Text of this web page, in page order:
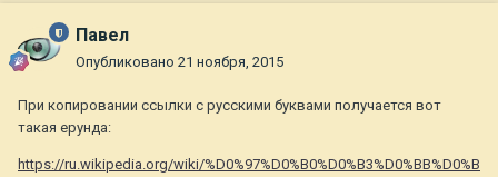
Павел
Опубликовано 21 ноября, 2015
При копировании ссылки с русскими буквами получается вот
такая ерунда:
https://ru.wikipedia.org/wiki/%D0%97%D0%B0%D0%B3%D0%BB%D0%B